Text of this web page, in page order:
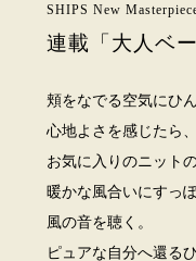
SHIPS New
連載「大人ベ
頬をなでる空気にひ
心地よさを感じたら、
お気に入りのニットの
暖かな風合いにすっ
風の音を聴く。
ピュアな自分へ還る